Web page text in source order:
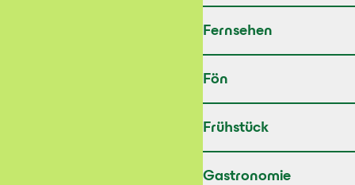
Fernsehen
Fön
Frühstück
Gastronomie